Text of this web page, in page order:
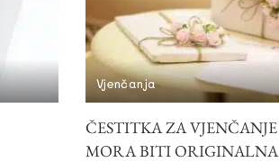
Vjenčanja
ČESTITKA ZA VJENČANJE
MORA BITI ORIGINALNA